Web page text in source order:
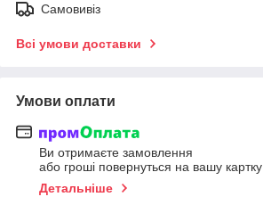
Самовивіз
Всі умови доставки
Умови оплати
Ви отримаєте замовлення
або гроші повернуться на вашу картку
Детальніше